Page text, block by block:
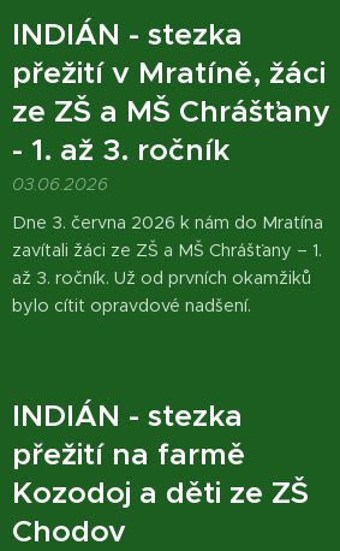
INDIÁN - stezka
přežití v Mratíně, žáci
ze ZŠ a MŠ Chrášťany
- 1. až 3. ročník
03.06.2026
Dne 3. června 2026 k nám do Mratína
zavítali žáci ze ZŠ a MŠ Chrášťany – 1.
až 3. ročník. Už od prvních okamžiků
bylo cítit opravdové nadšení.
INDIÁN - stezka
přežití na farmě
Kozodoj a děti ze ZŠ
Chodov